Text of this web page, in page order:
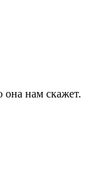
нам скажет.